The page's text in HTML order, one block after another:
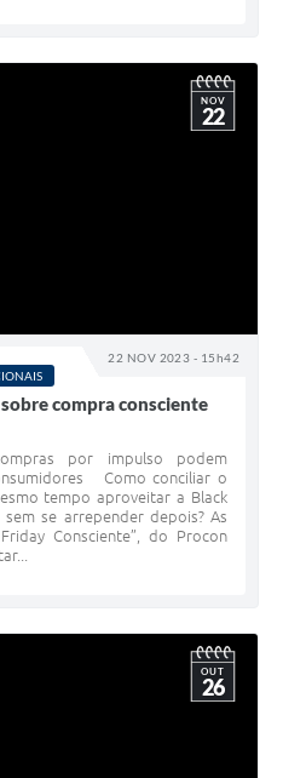
22 NOV 2023 - 15h42
NOV
22
compra consciente
por impulso podem
Como conciliar o
tempo aproveitar a Black
se arrepender depois? As
Consciente”, do Procon
OUT
26